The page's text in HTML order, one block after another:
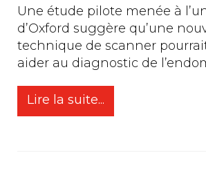
Une étude pilote menée à
d’Oxford suggère qu’une
technique de scanner
aider au diagnostic de
Lire la suite...